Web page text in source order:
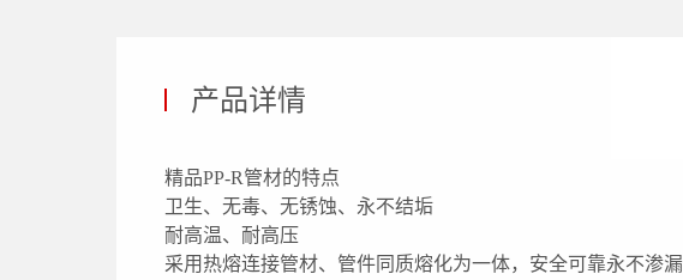
产品详情
精品PP-R管材的特点
卫生、无毒、无锈蚀、永不结垢
耐高温、耐高压
采用热熔连接管材、管件同质熔化为一体，安全可靠永不渗漏